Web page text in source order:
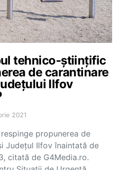
tehnico-științific
de carantinare
Ilfov
2021
propunerea de
Județul Ilfov înaintată de
citată de G4Media.ro.